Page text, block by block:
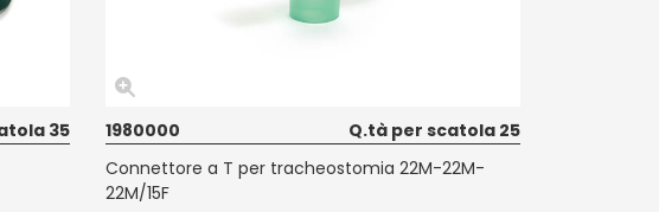
35
1980000
Q.tà per scatola 25
Connettore a T per tracheostomia 22M-22M-
22M/15F